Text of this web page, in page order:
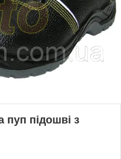
пуп підошві з